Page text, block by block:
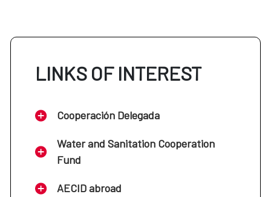
LINKS OF INTEREST
Cooperación Delegada
Water and Sanitation Cooperation
Fund
AECID abroad